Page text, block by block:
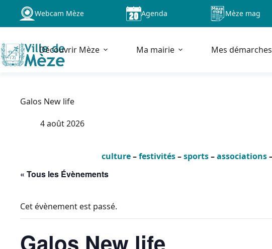
Passer
contenu
Webcam Mèze Agenda Mèze mag
Découvrir Mèze Ma mairie Mes démarches
Galos New life
4 août 2026
culture–festivités–sports–associations
« Tous les Évènements
Cet évènement est passé.
Galos New life